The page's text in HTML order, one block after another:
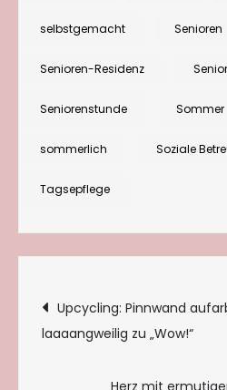
selbstgemacht Senioren
Senioren-Residenz
Seniorenstunde Sommer
sommerlich Soziale
Tagsepflege
Upcycling: Pinnwand
laaaangweilig zu „Wow!“